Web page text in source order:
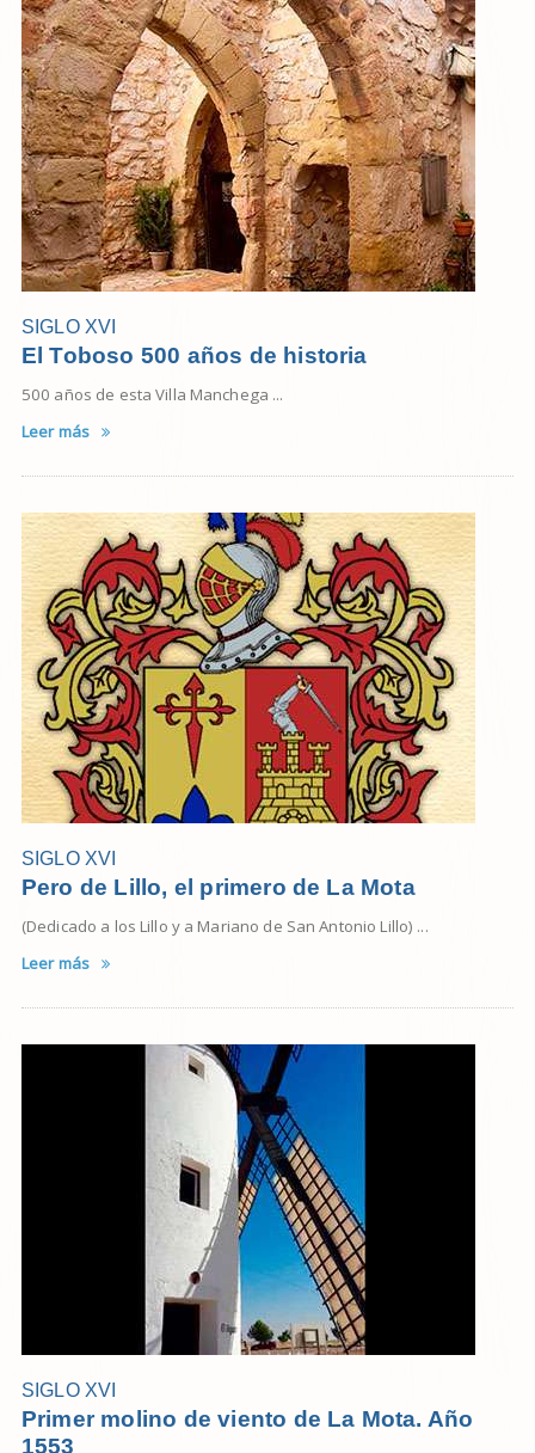
SIGLO XVI
El Toboso 500 años de historia
500 años de esta Villa Manchega ...
Leer más
SIGLO XVI
Pero de Lillo, el primero de La Mota
(Dedicado a los Lillo y a Mariano de San Antonio Lillo) ...
Leer más
SIGLO XVI
Primer molino de viento de La Mota. Año
1553